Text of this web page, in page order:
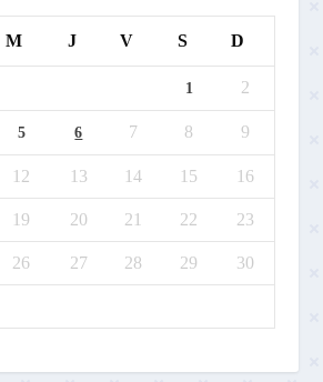
M J V S D
1 2
5 6 7 8 9
12 13 14 15 16
19 20 21 22 23
26 27 28 29 30